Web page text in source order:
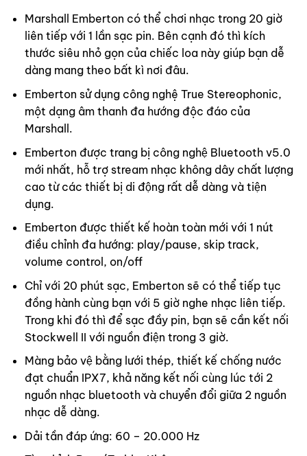
Marshall Emberton có thể chơi nhạc trong 20 giờ
liên tiếp với 1 lần sạc pin. Bên cạnh đó thì kích
thước siêu nhỏ gọn của chiếc loa này giúp bạn dễ
dàng mang theo bất kì nơi đâu.
Emberton sử dụng công nghệ True Stereophonic,
một dạng âm thanh đa hướng độc đáo của
Marshall.
Emberton được trang bị công nghệ Bluetooth v5.0
mới nhất, hỗ trợ stream nhạc không dây chất lượng
cao từ các thiết bị di động rất dễ dàng và tiện
dụng.
Emberton được thiết kế hoàn toàn mới với 1 nút
điều chỉnh đa hướng: play/pause, skip track,
volume control, on/off
Chỉ với 20 phút sạc, Emberton sẽ có thể tiếp tục
đồng hành cùng bạn với 5 giờ nghe nhạc liên tiếp.
Trong khi đó thì để sạc đầy pin, bạn sẽ cần kết nối
Stockwell II với nguồn điện trong 3 giờ.
Màng bảo vệ bằng lưới thép, thiết kế chống nước
đạt chuẩn IPX7, khả năng kết nối cùng lúc tới 2
nguồn nhạc bluetooth và chuyển đổi giữa 2 nguồn
nhạc dễ dàng.
Dải tần đáp ứng: 60 – 20.000 Hz